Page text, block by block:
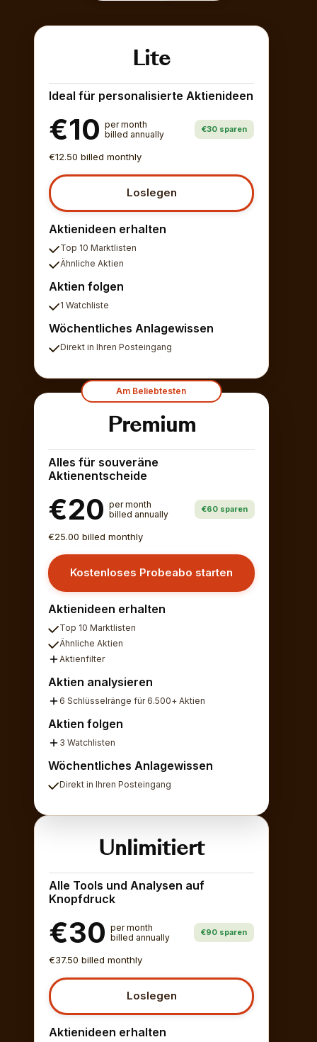
Lite
Ideal für personalisierte Aktienideen
€10 per month
billed annually
€30 sparen
€12.50 billed monthly
Loslegen
Aktienideen erhalten
Top 10 Marktlisten
Ähnliche Aktien
Aktien folgen
1 Watchliste
Wöchentliches Anlagewissen
Direkt in Ihren Posteingang
Am Beliebtesten
Premium
Alles für souveräne
Aktienentscheide
€20 per month
billed annually
€60 sparen
€25.00 billed monthly
Kostenloses Probeabo starten
Aktienideen erhalten
Top 10 Marktlisten
Ähnliche Aktien
Aktienfilter
Aktien analysieren
6 Schlüsselränge für 6.500+ Aktien
Aktien folgen
3 Watchlisten
Wöchentliches Anlagewissen
Direkt in Ihren Posteingang
Unlimitiert
Alle Tools und Analysen auf
Knopfdruck
€30 per month
billed annually
€90 sparen
€37.50 billed monthly
Loslegen
Aktienideen erhalten